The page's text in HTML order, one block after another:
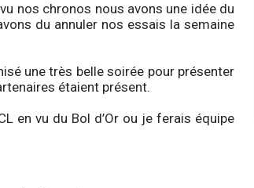
nos chronos nous avons une idée du
du annuler nos essais la semaine
une très belle soirée pour présenter
étaient présent.
en vu du Bol d’Or ou je ferais équipe